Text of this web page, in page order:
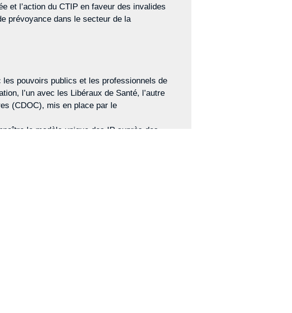
et l’action du CTIP en faveur des invalides
prévoyance dans le secteur de la
pouvoirs publics et les professionnels de
l’un avec les Libéraux de Santé, l’autre
(CDOC), mis en place par le
le modèle unique des IP auprès des